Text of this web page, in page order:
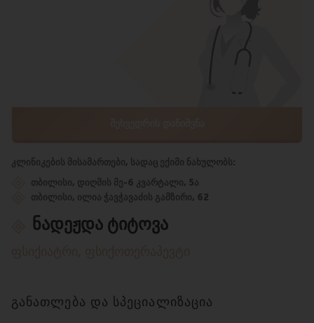
კლინიკების მისამართები, სადაც ექიმი ნახულობს:
თბილისი, დიღმის მე-6 კვარტალი, 5ა
თბილისი, ილია ჭავჭავაძის გამზირი, 62
ნადეჟდა ტიტოვა
განათლება და სპეციალიზაცია